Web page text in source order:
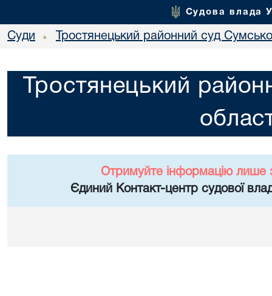
Судова влада
Суди • Тростянецький районний суд
Тростянецький
Отримуйте інформацію лише
Єдиний Контакт-центр судової